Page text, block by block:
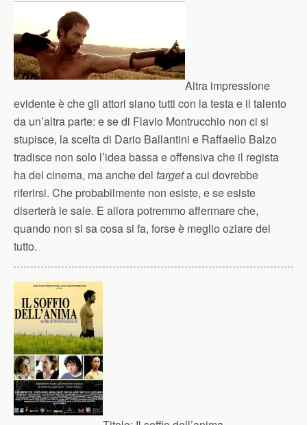
Altra impressione
evidente è che gli attori siano tutti con la testa e il talento
da un’altra parte: e se di Flavio Montrucchio non ci si
stupisce, la scelta di Dario Ballantini e Raffaello Balzo
tradisce non solo l’idea bassa e offensiva che il regista
ha del cinema, ma anche del targeta cui dovrebbe
riferirsi. Che probabilmente non esiste, e se esiste
diserterà le sale. E allora potremmo affermare che,
quando non si sa cosa si fa, forse è meglio oziare del
tutto.